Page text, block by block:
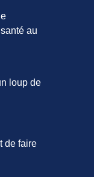
au
loup de
de faire